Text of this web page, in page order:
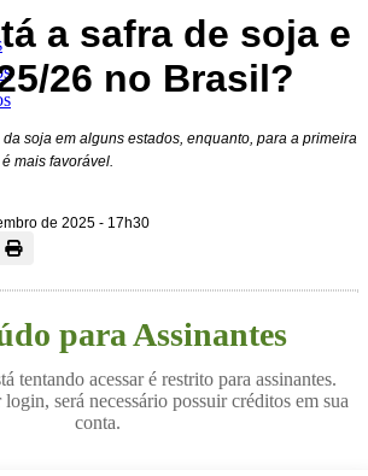
a safra de soja e
26 no Brasil?
soja em alguns estados, enquanto, para a primeira
mais favorável.
de 2025 - 17h30
para Assinantes
tentando acessar é restrito para assinantes.
será necessário possuir créditos em sua
conta.